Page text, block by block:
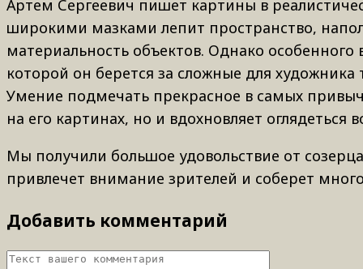
Артем Сергеевич пишет картины в
широкими мазками лепит пространство,
материальность объектов. Однако
которой он берется за сложные для
Умение подмечать прекрасное в самых
на его картинах, но и вдохновляет оглядеться
Мы получили большое удовольствие от
привлечет внимание зрителей и соберет
Добавить комментарий